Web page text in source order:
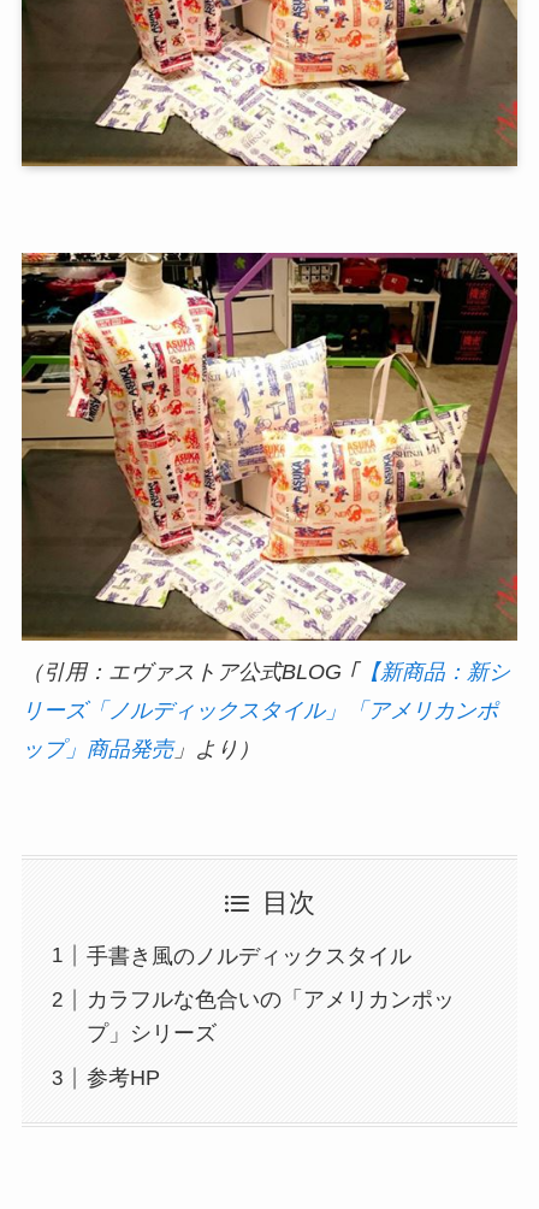
（引用：エヴァストア公式BLOG ｢【新商品：新シ
リーズ「ノルディックスタイル」「アメリカンポ
ップ」商品発売」より）
目次
手書き風のノルディックスタイル
カラフルな色合いの「アメリカンポッ
プ」シリーズ
参考HP